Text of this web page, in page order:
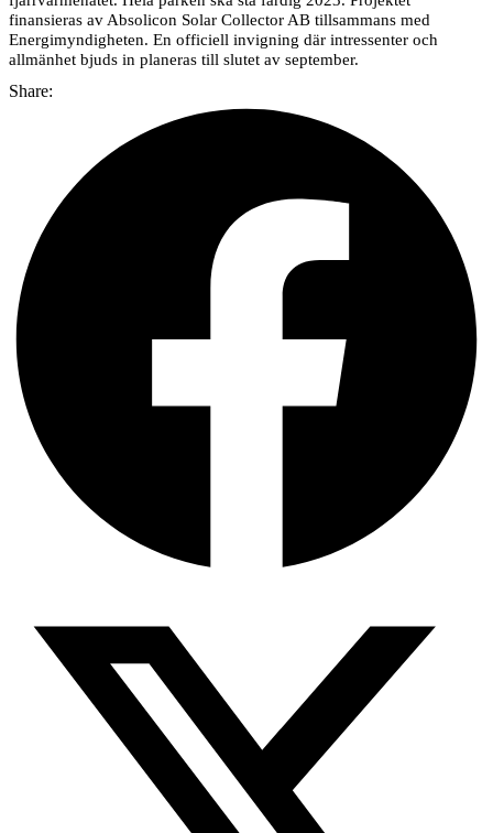
finansieras av Absolicon Solar Collector AB tillsammans med
Energimyndigheten. En officiell invigning där intressenter och
allmänhet bjuds in planeras till slutet av september.
Share: